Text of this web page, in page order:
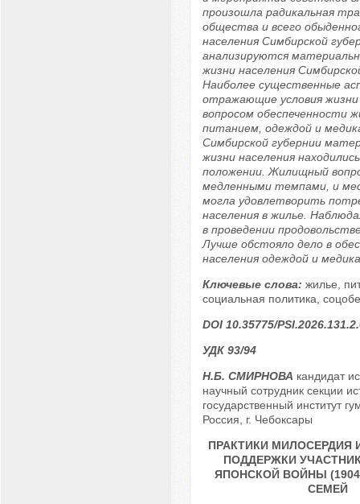
произошла радикальная
общества и всего
населения Симбирской
анализируются
жизни населения
Наиболее существенные
отражающие условия жизни
вопросом обеспеченности
питанием, одеждой и
Симбирской губернии
жизни населения
положении. Жилищный
медленными темпами, и
могла удовлетворить
населения в жилье.
в проведении
Лучше обстояло дело в
населения одеждой и
Ключевые слова: жилье,
социальная политика,
DOI 10.35775/
УДК 93/94
Н.Б. СМИРНОВА кандидат
научный сотрудник секции
государственный институт
Россия, г. Чебоксары
ПРАКТИКИ МИЛОСЕРДИЯ
ПОДДЕРЖКИ
ЯПОНСКОЙ ВОЙНЫ
СЕМЕЙ